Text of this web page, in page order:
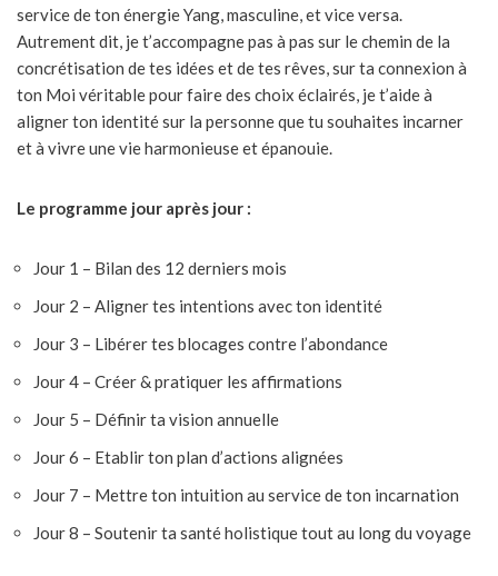
service de ton énergie Yang, masculine, et vice versa.
Autrement dit, je t’accompagne pas à pas sur le chemin de la
concrétisation de tes idées et de tes rêves, sur ta connexion à
ton Moi véritable pour faire des choix éclairés, je t’aide à
aligner ton identité sur la personne que tu souhaites incarner
et à vivre une vie harmonieuse et épanouie.
Le programme jour après jour :
Jour 1 – Bilan des 12 derniers mois
Jour 2 – Aligner tes intentions avec ton identité
Jour 3 – Libérer tes blocages contre l’abondance
Jour 4 – Créer & pratiquer les affirmations
Jour 5 – Définir ta vision annuelle
Jour 6 – Etablir ton plan d’actions alignées
Jour 7 – Mettre ton intuition au service de ton incarnation
Jour 8 – Soutenir ta santé holistique tout au long du voyage